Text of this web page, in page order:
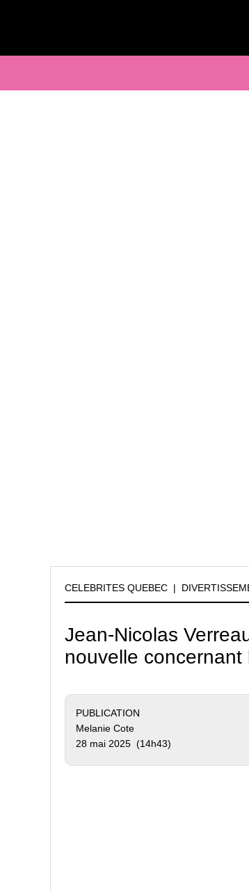
CELEBRITES QUEBEC |
Jean-Nicolas
nouvelle
PUBLICATION
Melanie Cote
28 mai 2025 (14h43)